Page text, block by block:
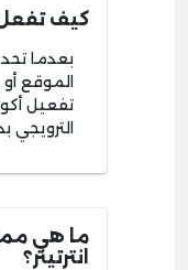
كيف تفعل
بعدما
الموقع
تفعيل
الترويجي
ما هي
انترتينر؟